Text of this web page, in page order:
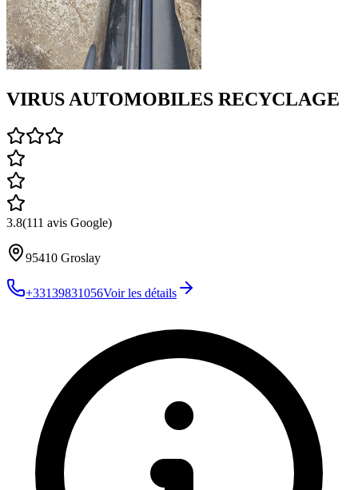
VIRUS AUTOMOBILES RECYCLAGE
3.8(111 avis Google)
95410 Groslay
+33139831056Voir les détails